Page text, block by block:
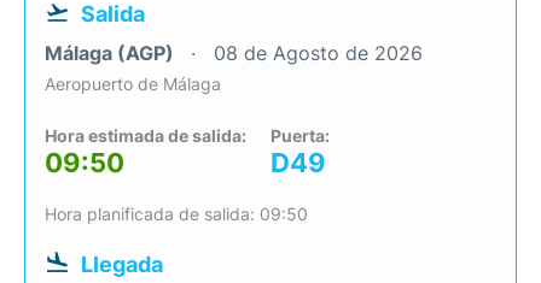
Salida
Málaga (AGP) 08 de Agosto de 2026
Aeropuerto de Málaga
Hora estimada de salida:
09:50
Puerta:
D49
Hora planificada de salida: 09:50
Llegada